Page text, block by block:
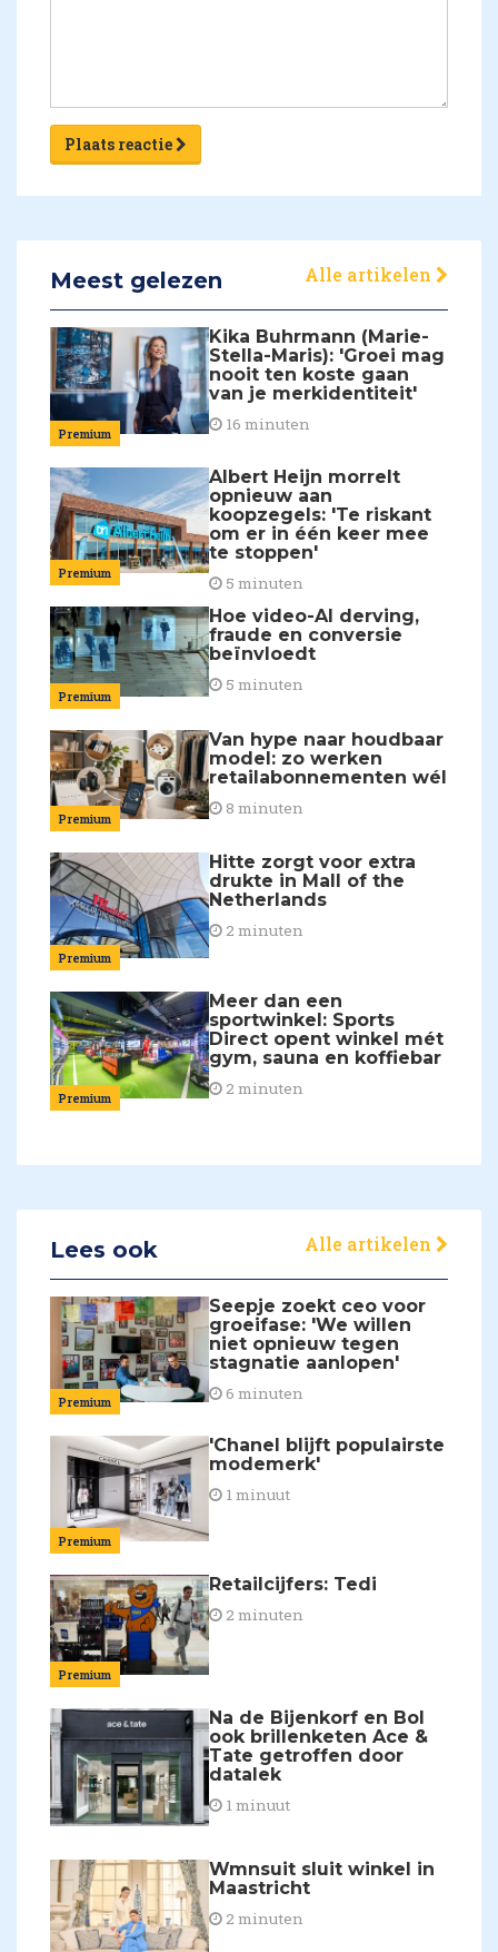
Plaats reactie
Meest gelezen Alle artikelen
Premium
Kika Buhrmann (Marie-
Stella-Maris): 'Groei mag
nooit ten koste gaan
van je merkidentiteit'
16 minuten
Premium
Albert Heijn morrelt
opnieuw aan
koopzegels: 'Te riskant
om er in één keer mee
te stoppen'
5 minuten
Premium
Hoe video-AI derving,
fraude en conversie
beïnvloedt
5 minuten
Premium
Van hype naar houdbaar
model: zo werken
retailabonnementen wél
8 minuten
Premium
Hitte zorgt voor extra
drukte in Mall of the
Netherlands
2 minuten
Premium
Meer dan een
sportwinkel: Sports
Direct opent winkel mét
gym, sauna en koffiebar
2 minuten
Lees ook Alle artikelen
Premium
Seepje zoekt ceo voor
groeifase: 'We willen
niet opnieuw tegen
stagnatie aanlopen'
6 minuten
Premium
'Chanel blijft populairste
modemerk'
1 minuut
Premium
Retailcijfers: Tedi
2 minuten
Na de Bijenkorf en Bol
ook brillenketen Ace &
Tate getroffen door
datalek
1 minuut
Wmnsuit sluit winkel in
Maastricht
2 minuten